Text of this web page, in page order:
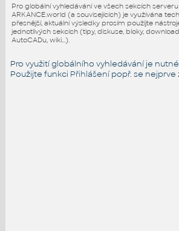
Pro globální vyhledávání ve všech sekcích
ARKANCE.world (a souvisejících) je využívána
přesnější, aktuální výsledky prosím použijte
jednotlivých sekcích (tipy, diskuse, bloky,
AutoCADu, wiki...).
Pro využití globálního vyhledávání je
Použijte funkci Přihlášenípopř. se nejprve